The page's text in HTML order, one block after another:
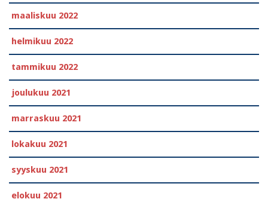
maaliskuu 2022
helmikuu 2022
tammikuu 2022
joulukuu 2021
marraskuu 2021
lokakuu 2021
syyskuu 2021
elokuu 2021